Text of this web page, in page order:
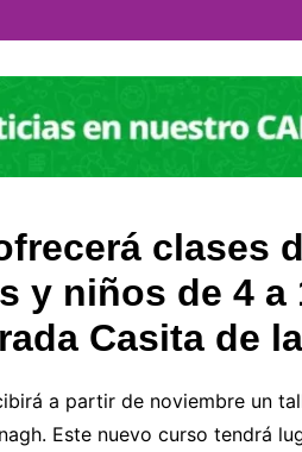
clases
y niños de 4 a
Casita de
a partir de noviembre un
Este nuevo curso tendrá